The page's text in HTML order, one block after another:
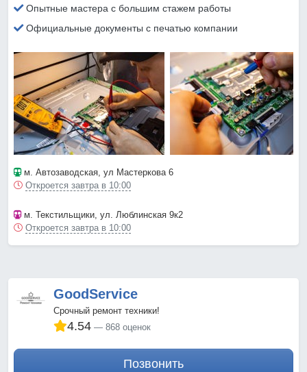
Опытные мастера с большим стажем работы
Официальные документы с печатью компании
м. Автозаводская, ул Мастеркова 6
Откроется завтра в 10:00
м. Текстильщики, ул. Люблинская 9к2
Откроется завтра в 10:00
GoodService
Срочный ремонт техники!
4.54 868 оценок
Позвонить